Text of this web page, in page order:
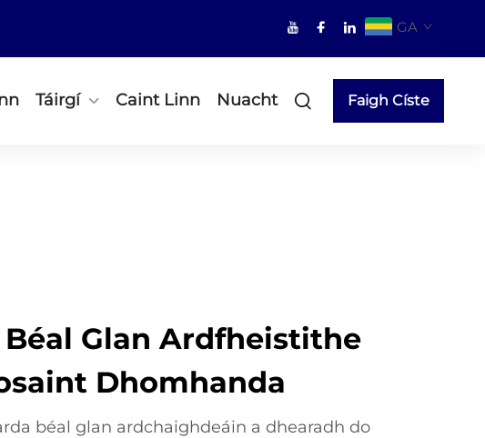
GA
Táirgí Caint Linn Nuacht Faigh Císte
Béal Glan Ardfheistithe
Dhomhanda
béal glan ardchaighdeáin a dhearadh do